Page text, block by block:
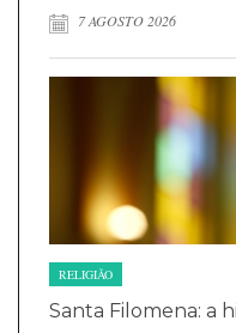
7 AGOSTO 2026
RELIGIÃO
Santa Filomena: a